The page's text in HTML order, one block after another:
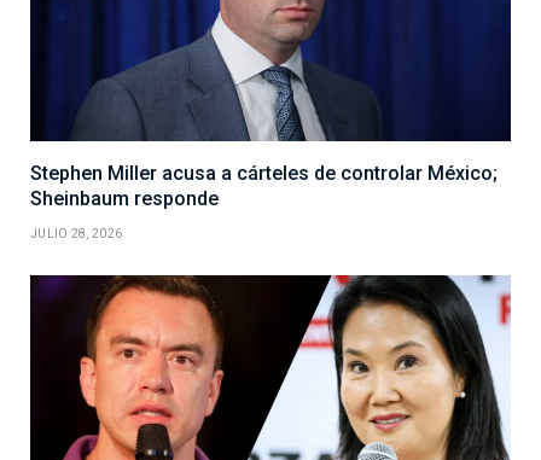
Stephen Miller acusa a cárteles de controlar México;
Sheinbaum responde
JULIO 28, 2026